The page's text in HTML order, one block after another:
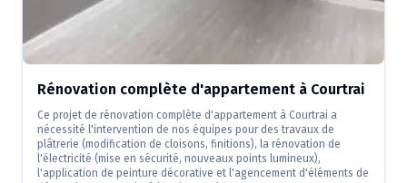
Rénovation complète d'appartement à Courtrai
Ce projet de rénovation complète d'appartement à Courtrai a
nécessité l'intervention de nos équipes pour des travaux de
plâtrerie (modification de cloisons, finitions), la rénovation de
l'électricité (mise en sécurité, nouveaux points lumineux),
l'application de peinture décorative et l'agencement d'éléments de